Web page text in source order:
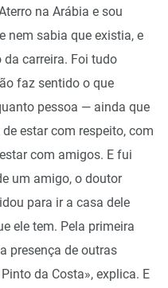
na Arábia e sou
nem sabia que existia, e
carreira. Foi tudo
faz sentido o que
pessoa — ainda que
estar com respeito, com
com amigos. E fui
um amigo, o doutor
para ir a casa dele
ele tem. Pela primeira
presença de outras
da Costa», explica. E